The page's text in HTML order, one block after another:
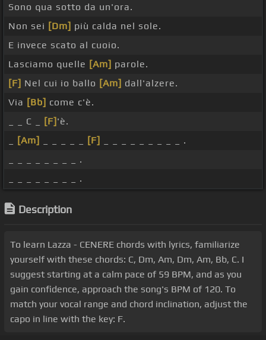
Sono qua sotto da un'ora.
Non sei [Dm] più calda nel sole.
E invece scato al cuoio.
Lasciamo quelle [Am] parole.
[F] Nel cui io ballo [Am] dall'alzere.
Via [Bb] come c'è.
_ _ C _
[F] 'è.
[Am] [F]
_ _ _ _ _ _ _ _ _ .
_ _ _ _ _ _ _ _ .
_ _ _ _ _ _ _ _ .
Description
To learn Lazza - CENERE chords with lyrics, familiarize
yourself with these chords: C, Dm, Am, Dm, Am, Bb, C. I
suggest starting at a calm pace of 59 BPM, and as you
gain confidence, approach the song's BPM of 120. To
match your vocal range and chord inclination, adjust the
capo in line with the key: F.